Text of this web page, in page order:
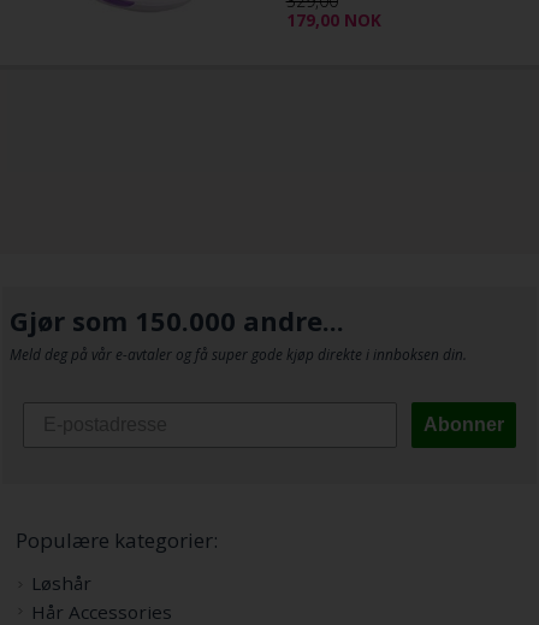
179,00 NOK
Gjør som 150.000 andre...
Meld deg på vår e-avtaler og få super gode kjøp direkte i innboksen din.
Abonner
Populære kategorier:
Løshår
Hår Accessories